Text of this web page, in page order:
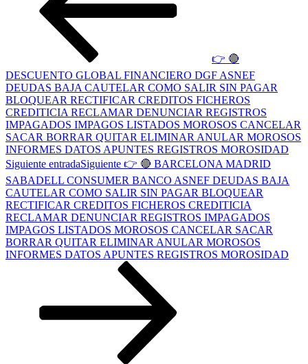
👉 🔴
DESCUENTO GLOBAL FINANCIERO DGF ASNEF
DEUDAS BAJA CAUTELAR COMO SALIR SIN PAGAR
BLOQUEAR RECTIFICAR CREDITOS FICHEROS
CREDITICIA RECLAMAR DENUNCIAR REGISTROS
IMPAGADOS IMPAGOS LISTADOS MOROSOS CANCELAR
SACAR BORRAR QUITAR ELIMINAR ANULAR MOROSOS
INFORMES DATOS APUNTES REGISTROS MOROSIDAD
Siguiente entradaSiguiente 👉 🔴 BARCELONA MADRID
SABADELL CONSUMER BANCO ASNEF DEUDAS BAJA
CAUTELAR COMO SALIR SIN PAGAR BLOQUEAR
RECTIFICAR CREDITOS FICHEROS CREDITICIA
RECLAMAR DENUNCIAR REGISTROS IMPAGADOS
IMPAGOS LISTADOS MOROSOS CANCELAR SACAR
BORRAR QUITAR ELIMINAR ANULAR MOROSOS
INFORMES DATOS APUNTES REGISTROS MOROSIDAD